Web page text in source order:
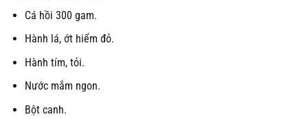
Cá hồi 300 gam.
Hành lá, ớt hiểm đỏ.
Hành tím, tỏi.
Nước mắm ngon.
Bột canh.